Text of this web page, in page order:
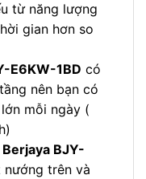
từ năng lượng
gian hơn so
E6KW-1BD có
nên bạn có
mỗi ngày (
Berjaya BJY-
trên và